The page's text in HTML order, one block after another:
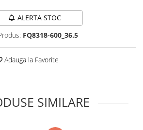
ALERTA STOC
FQ8318-600_36.5
Adauga la Favorite
SIMILARE